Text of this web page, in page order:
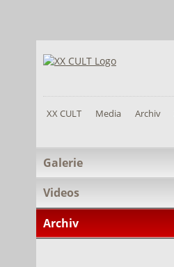
XX CULT Media Archiv
Navigation
überspringen
Galerie
Videos
Archiv